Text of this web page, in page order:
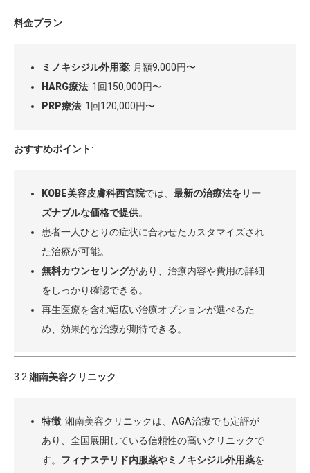
料金プラン:
ミノキシジル外用薬: 月額9,000円〜
HARG療法: 1回150,000円〜
PRP療法: 1回120,000円〜
おすすめポイント:
KOBE美容皮膚科西宮院では、 最新の治療法をリー
ズナブルな価格で提供。
患者一人ひとりの症状に合わせたカスタマイズされ
た治療が可能。
無料カウンセリングがあり、治療内容や費用の詳細
をしっかり確認できる。
再生医療を含む幅広い治療オプションが選べるた
め、効果的な治療が期待できる。
3.2 湘南美容クリニック
特徴: 湘南美容クリニックは、AGA治療でも定評が
あり、全国展開している信頼性の高いクリニックで
す。 フィナステリド内服薬やミノキシジル外用薬を